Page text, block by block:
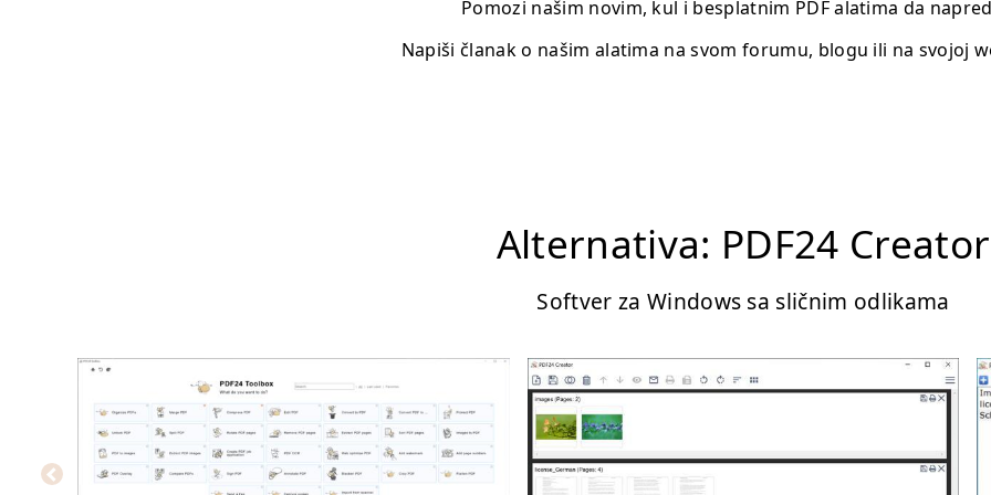
Pomozi našim novim, kul i besplatnim PDF alatima da
Napiši članak o našim alatima na svom forumu, blogu ili na svojoj
Alternativa: PDF24 Creator
Softver za Windows sa sličnim odlikama